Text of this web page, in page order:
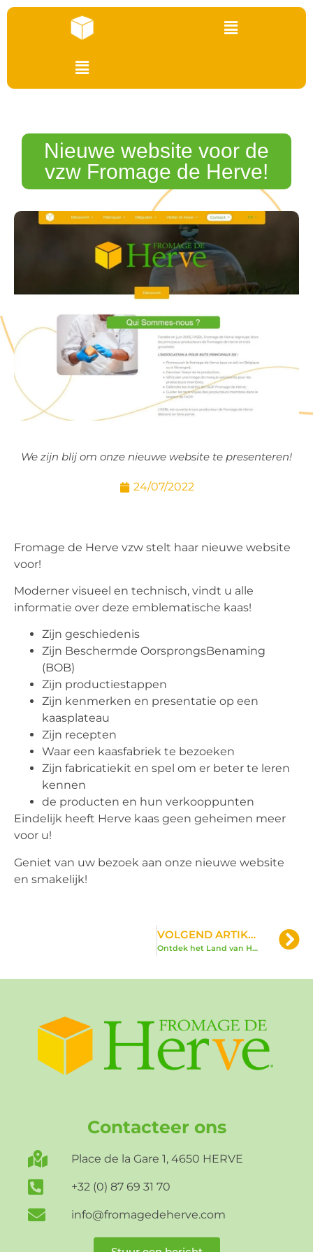
Nieuwe website voor de
vzw Fromage de Herve!
We zijn blij om onze nieuwe website te presenteren!
24/07/2022
Fromage de Herve vzw stelt haar nieuwe website
voor!
Moderner visueel en technisch, vindt u alle
informatie over deze emblematische kaas!
Zijn geschiedenis
Zijn Beschermde OorsprongsBenaming
(BOB)
Zijn productiestappen
Zijn kenmerken en presentatie op een
kaasplateau
Zijn recepten
Waar een kaasfabriek te bezoeken
Zijn fabricatiekit en spel om er beter te leren
kennen
de producten en hun verkooppunten
Eindelijk heeft Herve kaas geen geheimen meer
voor u!
Geniet van uw bezoek aan onze nieuwe website
en smakelijk!
VOLGEND ARTIKEL
Ontdek het Land van Herve
Contacteer ons
Place de la Gare 1, 4650 HERVE
+32 (0) 87 69 31 70
info@fromagedeherve.com